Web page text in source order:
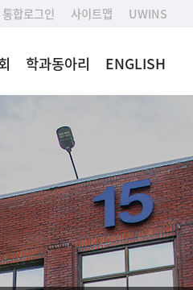
통합로그인 사이트맵 UWINS
학과동아리 ENGLISH